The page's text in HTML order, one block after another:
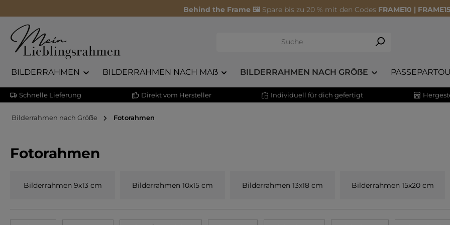
Behind the Frame 🖼️ Spare bis zu 20 % mit den Codes FRAME10 |
BILDERRAHMEN BILDERRAHMEN NACH MAẞ BILDERRAHMEN NACH GRÖẞE
Schnelle Lieferung Direkt vom Hersteller Individuell für dich gefertigt
Bilderrahmen nach Gröẞe Fotorahmen
Fotorahmen
Bilderrahmen 9x13 cm Bilderrahmen 10x15 cm Bilderrahmen 13x18 cm Bilderrahmen 15x20 cm